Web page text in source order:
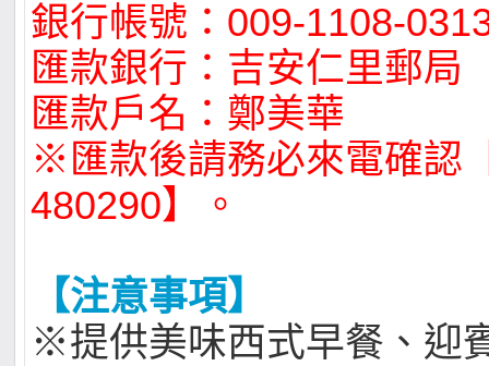
銀行帳號：009-1108-
匯款銀行：吉安仁里郵局
匯款戶名：鄭美華
※匯款後請務必來電確認
480290】。
【注意事項】
※提供美味西式早餐、迎